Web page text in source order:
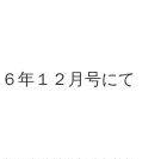
年１２月号にて